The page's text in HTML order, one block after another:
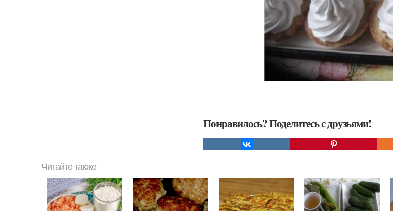
Понравилось? Поделитесь с друзьями!
Читайте также